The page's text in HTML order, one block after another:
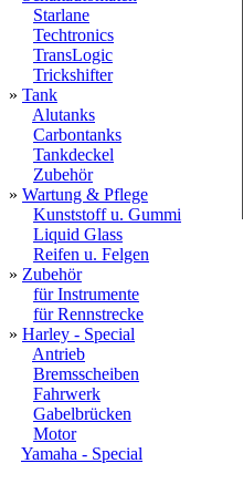
Starlane
Techtronics
TransLogic
Trickshifter
» Tank
Alutanks
Carbontanks
Tankdeckel
Zubehör
» Wartung & Pflege
Kunststoff u. Gummi
Liquid Glass
Reifen u. Felgen
» Zubehör
für Instrumente
für Rennstrecke
» Harley - Special
Antrieb
Bremsscheiben
Fahrwerk
Gabelbrücken
Motor
Yamaha - Special